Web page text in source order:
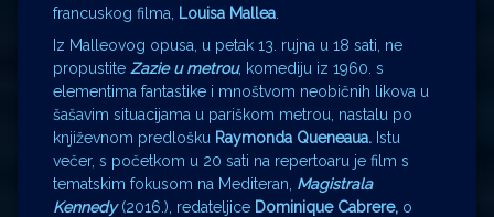
francuskog filma,
Louisa Mallea
Iz Malleovog opusa, u petak 13. rujna u 18 sati, ne
propustite Zazie u metrou, komediju iz 1960. s
elementima fantastike i mnoštvom neobičnih likova u
šašavim situacijama u pariškom metrou, nastalu po
književnom predlošku Raymonda Queneaua. Istu
večer, s početkom u 20 sati na repertoaru je film s
tematskim fokusom na Mediteran, Magistrala
Kennedy(2016.), redateljice Dominique Cabrere, o